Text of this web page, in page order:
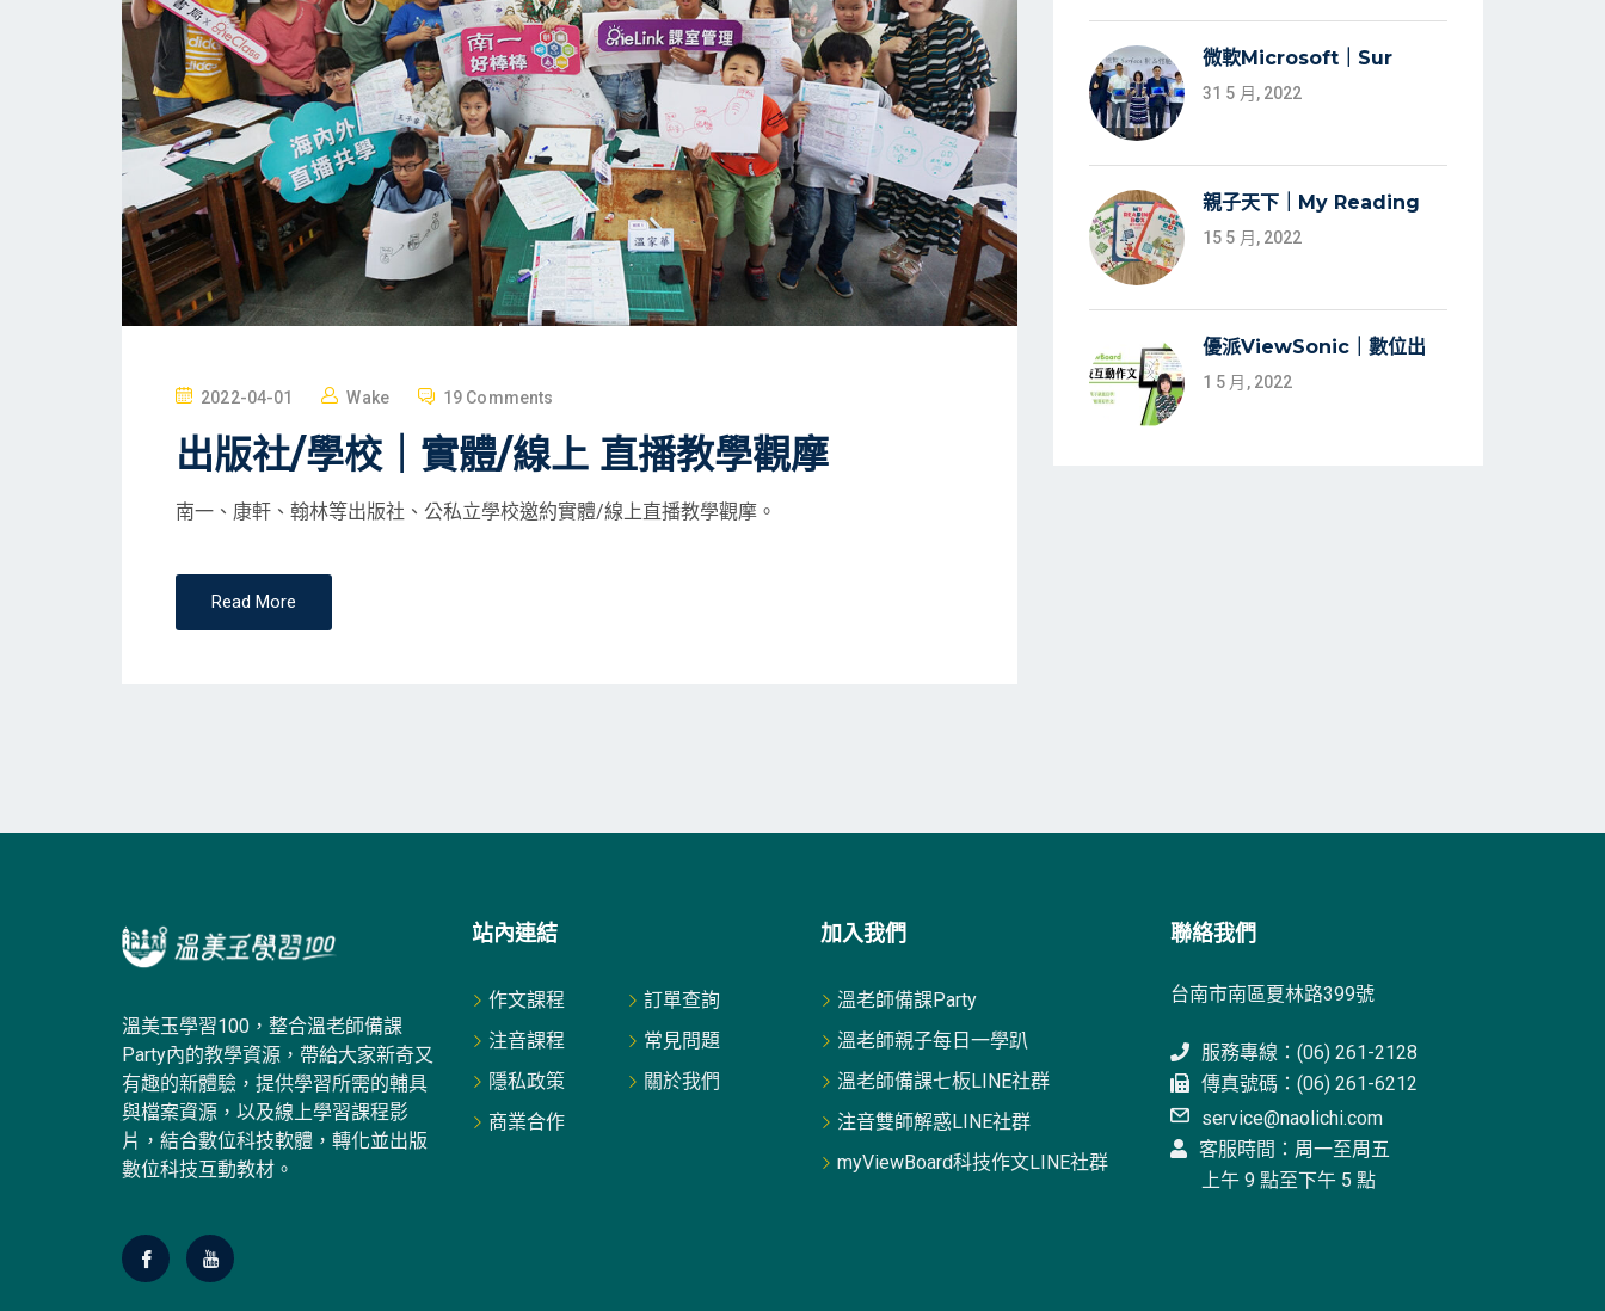
P
S
E
O
2022-04-01 Wake 19 Comments
出版社/學校｜實體/線上 直播教學觀摩
南一、康軒、翰林等出版社、公私立學校邀約實體/線上直播教學觀摩。
Read More
微軟Microsoft｜Sur
31 5 月, 2022
親子天下｜My Reading
15 5 月, 2022
優派ViewSonic｜數位出
1 5 月, 2022
溫美玉學習100，整合溫老師備課
Party內的教學資源，帶給大家新奇又
有趣的新體驗，提供學習所需的輔具
與檔案資源，以及線上學習課程影
片，結合數位科技軟體，轉化並出版
數位科技互動教材。
站內連結
作文課程
訂單查詢
注音課程
常見問題
隱私政策
關於我們
商業合作
加入我們
溫老師備課Party
溫老師親子每日一學趴
溫老師備課七板LINE社群
注音雙師解惑LINE社群
myViewBoard科技作文LINE社群
聯絡我們
台南市南區夏林路399號
服務專線：(06) 261-2128
傳真號碼：(06) 261-6212
service@naolichi.com
客服時間：周一至周五
上午 9 點至下午 5 點